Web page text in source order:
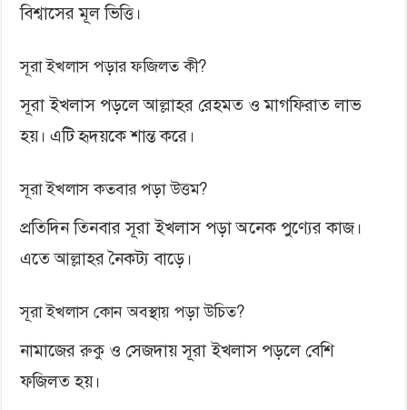
বিশ্বাসের মূল ভিত্তি।
সূরা ইখলাস পড়ার ফজিলত কী?
সূরা ইখলাস পড়লে আল্লাহর রেহমত ও মাগফিরাত লাভ
হয়। এটি হৃদয়কে শান্ত করে।
সূরা ইখলাস কতবার পড়া উত্তম?
প্রতিদিন তিনবার সূরা ইখলাস পড়া অনেক পুণ্যের কাজ।
এতে আল্লাহর নৈকট্য বাড়ে।
সূরা ইখলাস কোন অবস্থায় পড়া উচিত?
নামাজের রুকু ও সেজদায় সূরা ইখলাস পড়লে বেশি
ফজিলত হয়।